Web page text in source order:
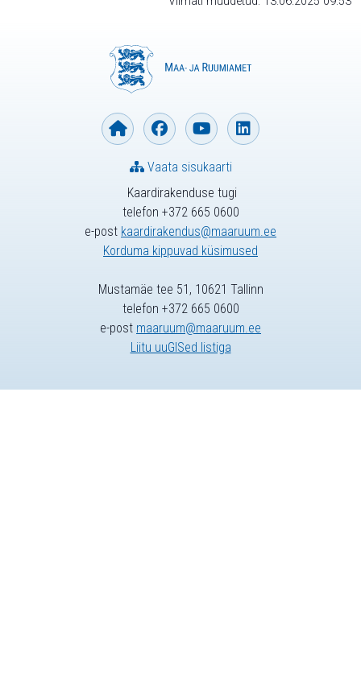
Kaardirakenduse tugi
telefon +372 665 0600
e-post kaardirakendus@maaruum.ee
Korduma kippuvad küsimused
Vaata sisukaarti
Mustamäe tee 51, 10621 Tallinn
telefon +372 665 0600
e-post maaruum@maaruum.ee
Liitu uuGISed listiga